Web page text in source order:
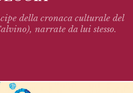
della cronaca culturale del
narrate da lui stesso.